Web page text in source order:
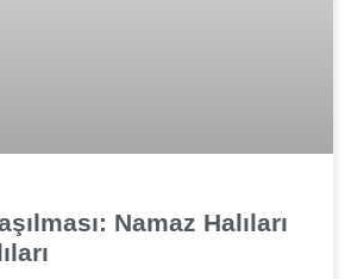
Namaz Halıları